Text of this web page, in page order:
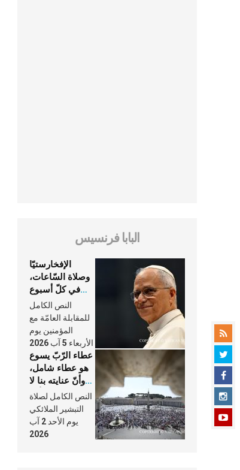
البابا فرنسيس
الإفخارستيّا
وصلاة السّاعات،
في كلّ أسبوع
وكلّ يوم، هما
النَّفَس في حياة
الكنيسة
النص الكامل
للمقابلة العامّة مع
المؤمنين يوم
الأربعاء 5 آب 2026
عطاء الرّبّ يسوع
هو عطاء شامل،
وأنّ عنايته بنا لا
تغيب عنّا أبدًا
النص الكامل لصلاة
التبشير الملائكي
يوم الأحد 2 آب
2026